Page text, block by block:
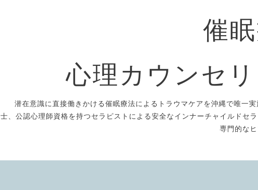
催
心理カウンセ
潜在意識に直接働きかける催眠療法によるトラウマケアを沖縄で唯一
士、公認心理師資格を持つセラピストによる安全なインナーチャイルドセ
専門的な